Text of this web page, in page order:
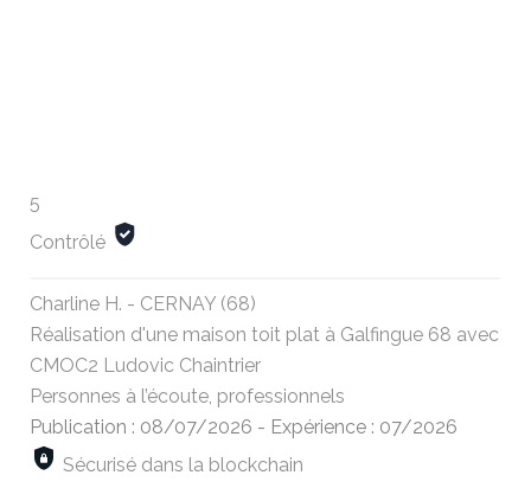
5
Contrôlé
Charline H. - CERNAY (68)
Réalisation d'une maison toit plat à Galfingue 68 avec
CMOC2 Ludovic Chaintrier
Personnes à l’écoute, professionnels
Publication : 08/07/2026 - Expérience : 07/2026
Sécurisé dans la blockchain